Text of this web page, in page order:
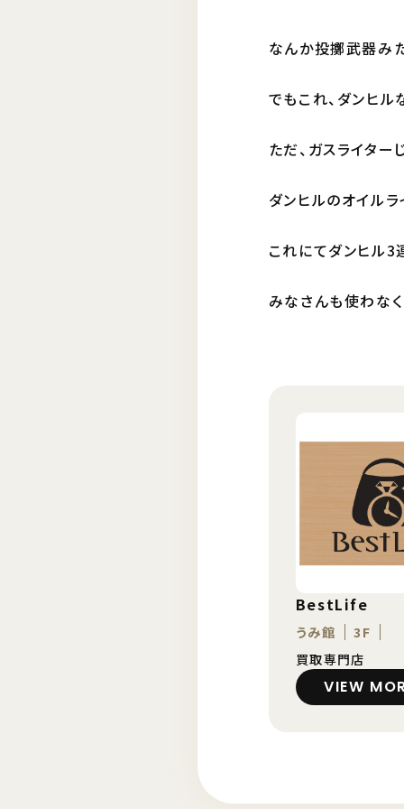
なんか投擲武器み
でもこれ、ダンヒル
ただ、ガスライター
ダンヒルのオイル
これにてダンヒル
みなさんも使わな
BestLife
うみ館
3F
買取専門店
VIEW